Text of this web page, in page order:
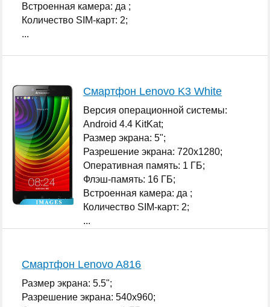
Встроенная камера: да ;
Количество SIM-карт: 2;
...
Смартфон Lenovo K3 White
Версия операционной системы:
Android 4.4 KitKat;
Размер экрана: 5";
Разрешение экрана: 720x1280;
Оперативная память: 1 ГБ;
Флэш-память: 16 ГБ;
Встроенная камера: да ;
Количество SIM-карт: 2;
...
Смартфон Lenovo A816
Размер экрана: 5.5";
Разрешение экрана: 540x960;